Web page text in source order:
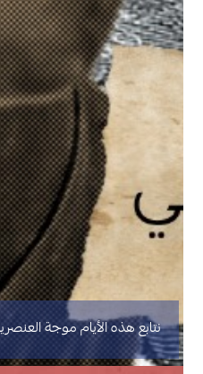
نتابع هذه الأيام موجة